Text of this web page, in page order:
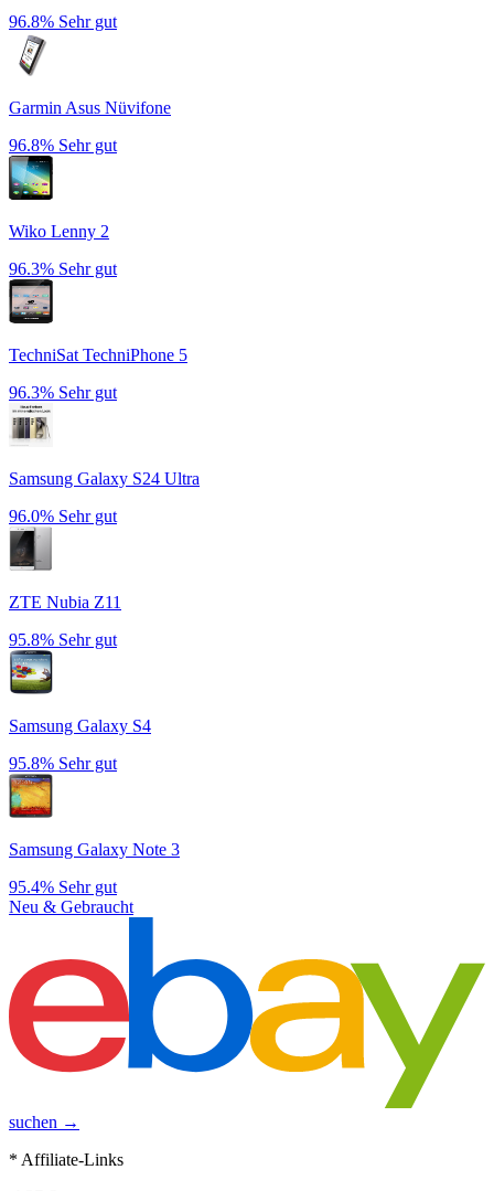
96.8% Sehr gut
Garmin Asus Nüvifone
96.8% Sehr gut
Wiko Lenny 2
96.3% Sehr gut
TechniSat TechniPhone 5
96.3% Sehr gut
Samsung Galaxy S24 Ultra
96.0% Sehr gut
ZTE Nubia Z11
95.8% Sehr gut
Samsung Galaxy S4
95.8% Sehr gut
Samsung Galaxy Note 3
95.4% Sehr gut
Neu & Gebraucht
suchen →
* Affiliate-Links